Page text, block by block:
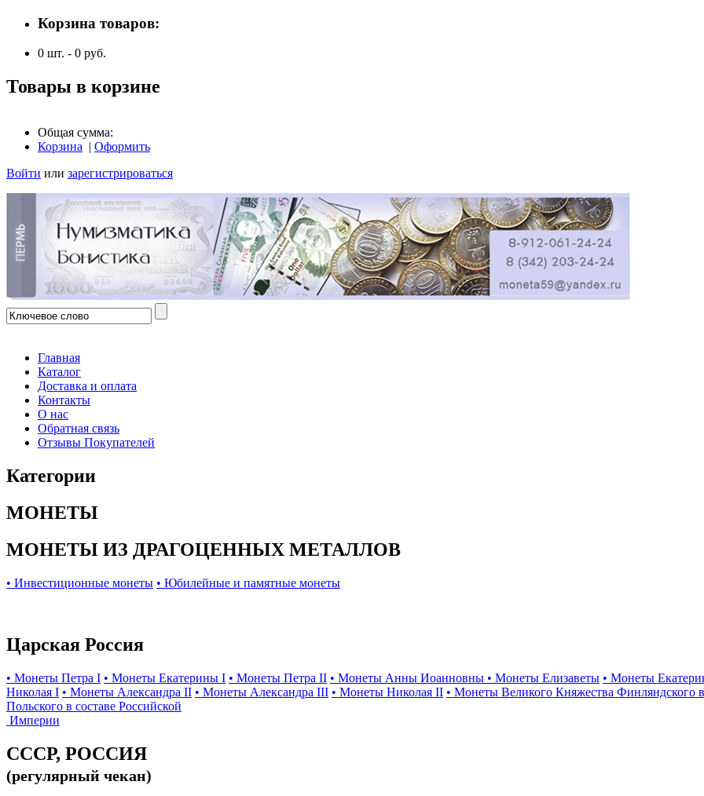
Корзина товаров:
0 шт. - 0 руб.
Товары в корзине
Общая сумма:
Корзина | Оформить
Войти или зарегистрироваться
Главная
Каталог
Доставка и оплата
Контакты
О нас
Обратная связь
Отзывы Покупателей
Категории
МОНЕТЫ
МОНЕТЫ ИЗ ДРАГОЦЕННЫХ МЕТАЛЛОВ
• Инвестиционные монеты • Юбилейные и памятные монеты
Царская Россия
• Монеты Петра I • Монеты Екатерины I • Монеты Петра II • Монеты Анны Иоанновны • Монеты Елизаветы • Монеты
Николая I • Монеты Александра II • Монеты Александра III • Монеты Николая II • Монеты Великого Княжества Финляндского
Польского в составе Российской
Империи
СССР, РОССИЯ
(регулярный чекан)